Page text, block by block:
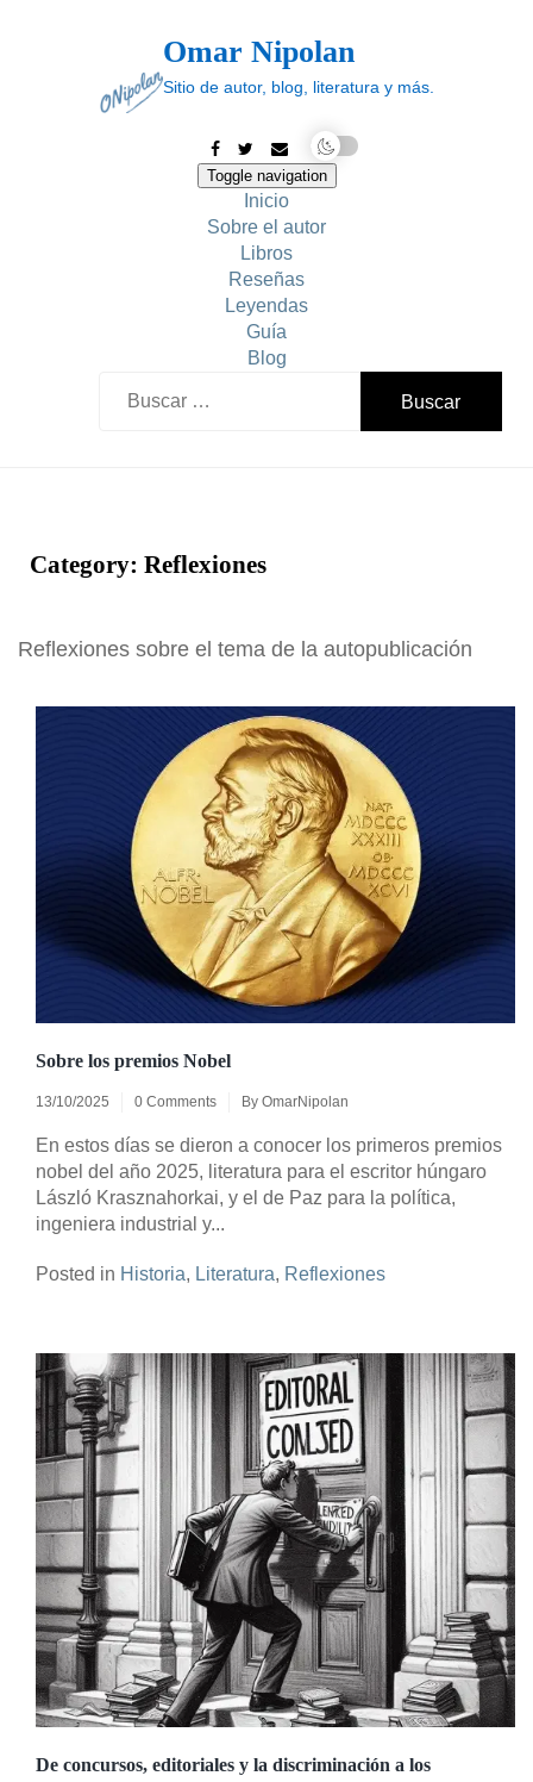
Omar Nipolan
Sitio de autor, blog, literatura y más.
Toggle navigation
Inicio
Sobre el autor
Libros
Reseñas
Leyendas
Guía
Blog
Category: Reflexiones
Reflexiones sobre el tema de la autopublicación
Sobre los premios Nobel
13/10/2025 0 Comments By OmarNipolan
En estos días se dieron a conocer los primeros premios
nobel del año 2025, literatura para el escritor húngaro
László Krasznahorkai, y el de Paz para la política,
ingeniera industrial y...
Posted in Historia, Literatura, Reflexiones
De concursos, editoriales y la discriminación a los